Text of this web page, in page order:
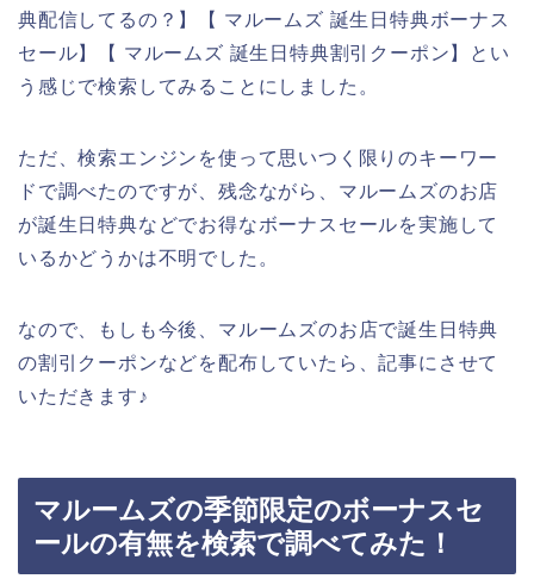
典配信してるの？】【 マルームズ 誕生日特典ボーナス
セール】【 マルームズ 誕生日特典割引クーポン】とい
う感じで検索してみることにしました。
ただ、検索エンジンを使って思いつく限りのキーワー
ドで調べたのですが、残念ながら、マルームズのお店
が誕生日特典などでお得なボーナスセールを実施して
いるかどうかは不明でした。
なので、もしも今後、マルームズのお店で誕生日特典
の割引クーポンなどを配布していたら、記事にさせて
いただきます♪
マルームズの季節限定のボーナスセ
ールの有無を検索で調べてみた！